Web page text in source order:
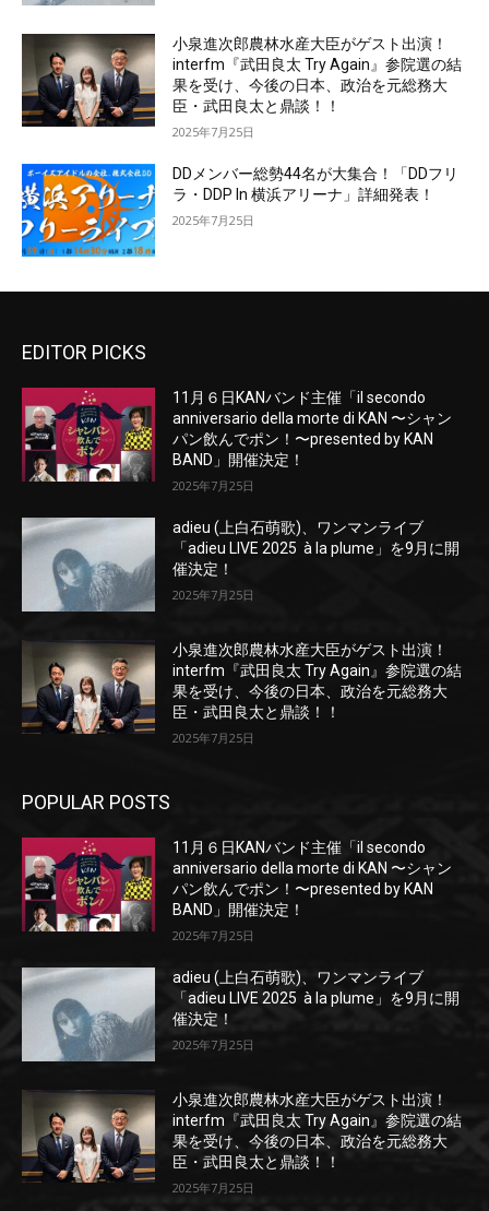
小泉進次郎農林水産大臣がゲスト出演！
interfm『武田良太 Try Again』参院選の結
果を受け、今後の日本、政治を元総務大
臣・武田良太と鼎談！！
2025年7月25日
DDメンバー総勢44名が大集合！「DDフリ
ラ・DDP In 横浜アリーナ」詳細発表！
2025年7月25日
EDITOR PICKS
11月６日KANバンド主催「il secondo
anniversario della morte di KAN 〜シャン
パン飲んでポン！〜presented by KAN
BAND」開催決定！
2025年7月25日
adieu (上白石萌歌)、ワンマンライブ
「adieu LIVE 2025 à la plume」を9月に開
催決定！
2025年7月25日
小泉進次郎農林水産大臣がゲスト出演！
interfm『武田良太 Try Again』参院選の結
果を受け、今後の日本、政治を元総務大
臣・武田良太と鼎談！！
2025年7月25日
POPULAR POSTS
11月６日KANバンド主催「il secondo
anniversario della morte di KAN 〜シャン
パン飲んでポン！〜presented by KAN
BAND」開催決定！
2025年7月25日
adieu (上白石萌歌)、ワンマンライブ
「adieu LIVE 2025 à la plume」を9月に開
催決定！
2025年7月25日
小泉進次郎農林水産大臣がゲスト出演！
interfm『武田良太 Try Again』参院選の結
果を受け、今後の日本、政治を元総務大
臣・武田良太と鼎談！！
2025年7月25日